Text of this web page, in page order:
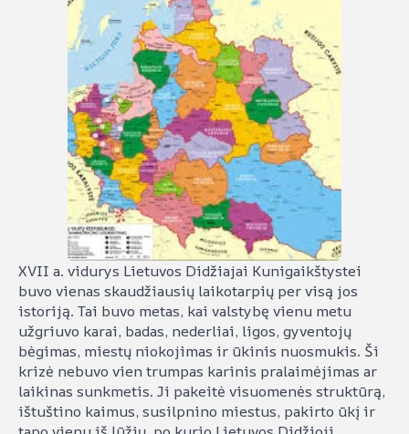
XVII a. vidurys Lietuvos Didžiajai Kunigaikštystei
buvo vienas skaudžiausių laikotarpių per visą jos
istoriją. Tai buvo metas, kai valstybę vienu metu
užgriuvo karai, badas, nederliai, ligos, gyventojų
bėgimas, miestų niokojimas ir ūkinis nuosmukis. Ši
krizė nebuvo vien trumpas karinis pralaimėjimas ar
laikinas sunkmetis. Ji pakeitė visuomenės struktūrą,
ištuštino kaimus, susilpnino miestus, pakirto ūkį ir